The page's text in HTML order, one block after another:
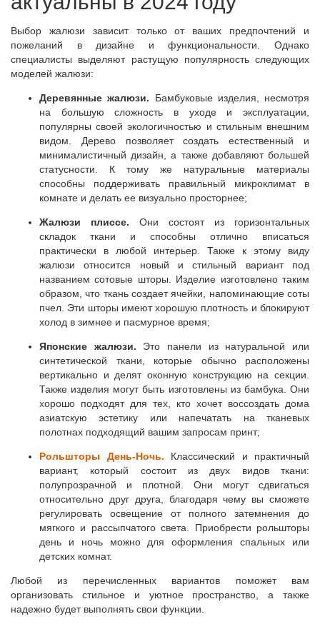
Выбор жалюзи зависит только от ваших предпочтений и
пожеланий в дизайне и функциональности. Однако
специалисты выделяют растущую популярность следующих
моделей жалюзи:
Деревянные жалюзи. Бамбуковые изделия, несмотря
на большую сложность в уходе и эксплуатации,
популярны своей экологичностью и стильным внешним
видом. Дерево позволяет создать естественный и
минималистичный дизайн, а также добавляют большей
статусности. К тому же натуральные материалы
способны поддерживать правильный микроклимат в
комнате и делать ее визуально просторнее;
Жалюзи плиссе. Они состоят из горизонтальных
складок ткани и способны отлично вписаться
практически в любой интерьер. Также к этому виду
жалюзи относится новый и стильный вариант под
названием сотовые шторы. Изделие изготовлено таким
образом, что ткань создает ячейки, напоминающие соты
пчел. Эти шторы имеют хорошую плотность и блокируют
холод в зимнее и пасмурное время;
Японские жалюзи. Это панели из натуральной или
синтетической ткани, которые обычно расположены
вертикально и делят оконную конструкцию на секции.
Также изделия могут быть изготовлены из бамбука. Они
хорошо подходят для тех, кто хочет воссоздать дома
азиатскую эстетику или напечатать на тканевых
полотнах подходящий вашим запросам принт;
Рольшторы День-Ночь. Классический и практичный
вариант, который состоит из двух видов ткани:
полупрозрачной и плотной. Они могут сдвигаться
относительно друг друга, благодаря чему вы сможете
регулировать освещение от полного затемнения до
мягкого и рассыпчатого света. Приобрести рольшторы
день и ночь можно для оформления спальных или
детских комнат.
Любой из перечисленных вариантов поможет вам
организовать стильное и уютное пространство, а также
надежно будет выполнять свои функции.